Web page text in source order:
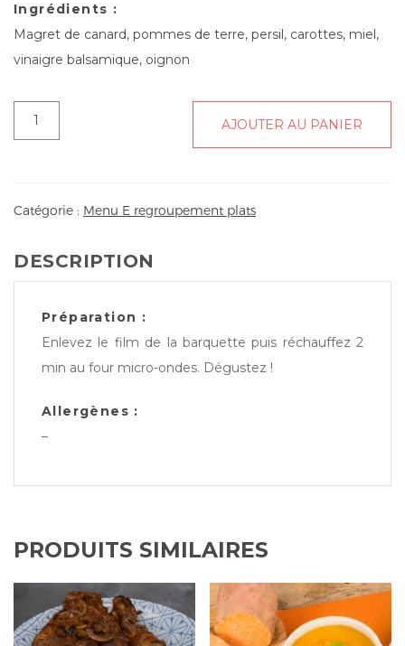
Ingrédients :
Magret de canard, pommes de terre, persil, carottes, miel,
vinaigre balsamique, oignon
quantité
canard
gingembre,
pommes
AJOUTER AU PANIER
Catégorie : Menu E regroupement plats
DESCRIPTION
Préparation :
Enlevez le film de la barquette puis réchauffez 2
min au four micro-ondes. Dégustez !
Allergènes :
–
PRODUITS SIMILAIRES